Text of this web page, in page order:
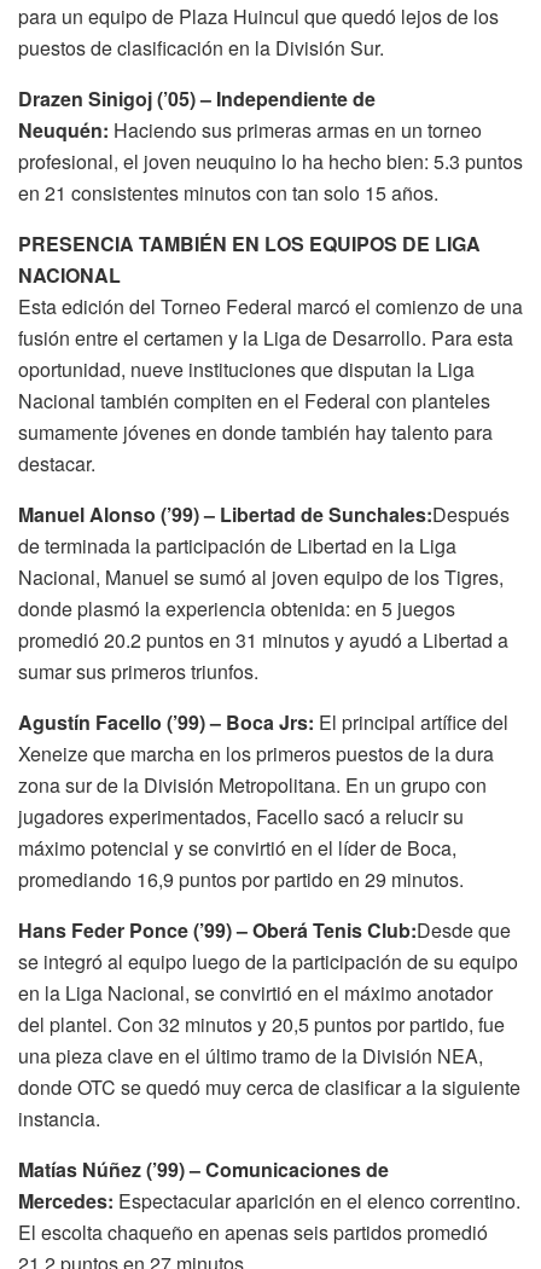
para un equipo de Plaza Huincul que quedó lejos de los
puestos de clasificación en la División Sur.
Drazen Sinigoj (’05) – Independiente de
Neuquén: Haciendo sus primeras armas en un torneo
profesional, el joven neuquino lo ha hecho bien: 5.3 puntos
en 21 consistentes minutos con tan solo 15 años.
PRESENCIA TAMBIÉN EN LOS EQUIPOS DE LIGA
NACIONAL
Esta edición del Torneo Federal marcó el comienzo de una
fusión entre el certamen y la Liga de Desarrollo. Para esta
oportunidad, nueve instituciones que disputan la Liga
Nacional también compiten en el Federal con planteles
sumamente jóvenes en donde también hay talento para
destacar.
Manuel Alonso (’99) – Libertad de Sunchales:Después
de terminada la participación de Libertad en la Liga
Nacional, Manuel se sumó al joven equipo de los Tigres,
donde plasmó la experiencia obtenida: en 5 juegos
promedió 20.2 puntos en 31 minutos y ayudó a Libertad a
sumar sus primeros triunfos.
Agustín Facello (’99) – Boca Jrs: El principal artífice del
Xeneize que marcha en los primeros puestos de la dura
zona sur de la División Metropolitana. En un grupo con
jugadores experimentados, Facello sacó a relucir su
máximo potencial y se convirtió en el líder de Boca,
promediando 16,9 puntos por partido en 29 minutos.
Hans Feder Ponce (’99) – Oberá Tenis Club:Desde que
se integró al equipo luego de la participación de su equipo
en la Liga Nacional, se convirtió en el máximo anotador
del plantel. Con 32 minutos y 20,5 puntos por partido, fue
una pieza clave en el último tramo de la División NEA,
donde OTC se quedó muy cerca de clasificar a la siguiente
instancia.
Matías Núñez (’99) – Comunicaciones de
Mercedes: Espectacular aparición en el elenco correntino.
El escolta chaqueño en apenas seis partidos promedió
21.2 puntos en 27 minutos.